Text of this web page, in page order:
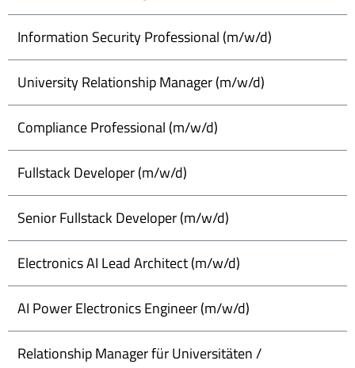
Information Security Professional (m/w/d)
University Relationship Manager (m/w/d)
Compliance Professional (m/w/d)
Fullstack Developer (m/w/d)
Senior Fullstack Developer (m/w/d)
Electronics AI Lead Architect (m/w/d)
AI Power Electronics Engineer (m/w/d)
Relationship Manager für Universitäten /